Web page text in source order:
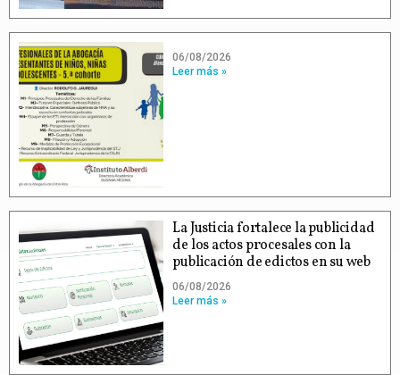
06/08/2026
Leer más »
La Justicia fortalece la publicidad
de los actos procesales con la
publicación de edictos en su web
06/08/2026
Leer más »